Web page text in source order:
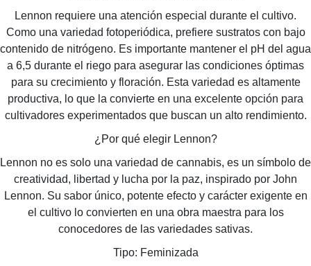
Lennon requiere una atención especial durante el cultivo.
Como una variedad fotoperiódica, prefiere sustratos con bajo
contenido de nitrógeno. Es importante mantener el pH del agua
a 6,5 durante el riego para asegurar las condiciones óptimas
para su crecimiento y floración. Esta variedad es altamente
productiva, lo que la convierte en una excelente opción para
cultivadores experimentados que buscan un alto rendimiento.
¿Por qué elegir Lennon?
Lennon no es solo una variedad de cannabis, es un símbolo de
creatividad, libertad y lucha por la paz, inspirado por John
Lennon. Su sabor único, potente efecto y carácter exigente en
el cultivo lo convierten en una obra maestra para los
conocedores de las variedades sativas.
Tipo: Feminizada